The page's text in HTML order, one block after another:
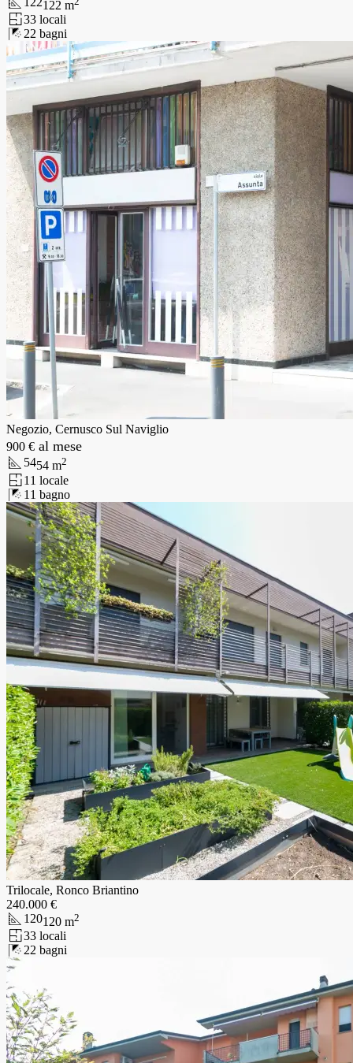
122 m
33 locali
22 bagni
Negozio, Cernusco Sul Naviglio
900 € al mese
5454 m2
1 1 locale
1 1 bagno
Trilocale, Ronco Briantino
240.000 €
120120 m2
33 locali
22 bagni